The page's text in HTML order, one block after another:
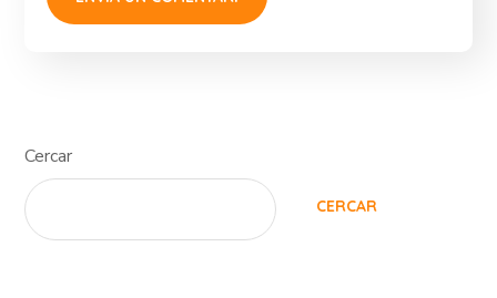
Cercar
CERCAR